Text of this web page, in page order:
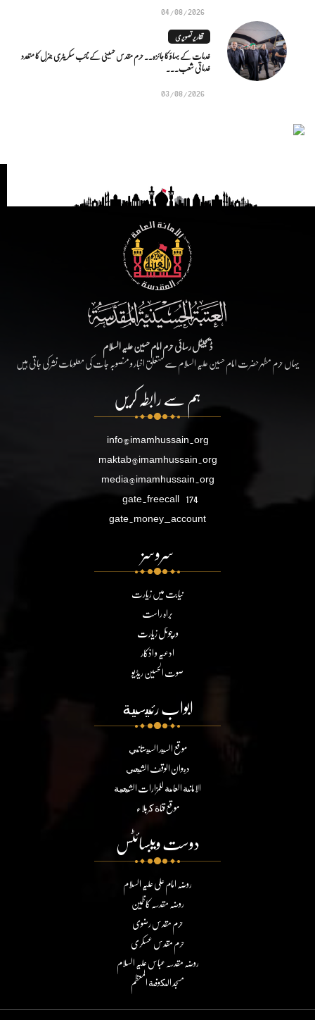
04/08/2026
تقاریر تصویری
خدمات کے بہاؤ کا جائزہ.. حرم مقدس حسینی کے نائب سکریٹری جنرل کا متعدد
خدماتی شعب...
03/08/2026
ڈیجیٹل رسائی حرم امام حسین علیہ السلام
یہاں حرم مطہر حضرت امام حسین علیہ السلام سے متعلق اخبار و منصوبہ جات کی معلومات نشر کی جاتی ہیں
ہم سے رابطہ کریں
info@imamhussain.org
maktab@imamhussain.org
media@imamhussain.org
gate.freecall 174
gate.money_account
سروسز
نیابت میں زیارت
براہ راست
ورچوئل زیارت
ادعیہ و اذکار
صوت الحسین ریڈیو
ابواب رئيسية
موقع السيد السيستاني
ديوان الوقف الشيعي
الامانة العامة للمزارات الشيعية
موقع قناة كربلاء
دوست ویبسائٹس
روضہ امام علی علیہ السلام
روضہ مقدسہ کاظمین
حرم مقدس رضوی
حرم مقدس عسکری
روضہ مقدسہ عباس علیہ السلام
مسجد الكوفة المعظم